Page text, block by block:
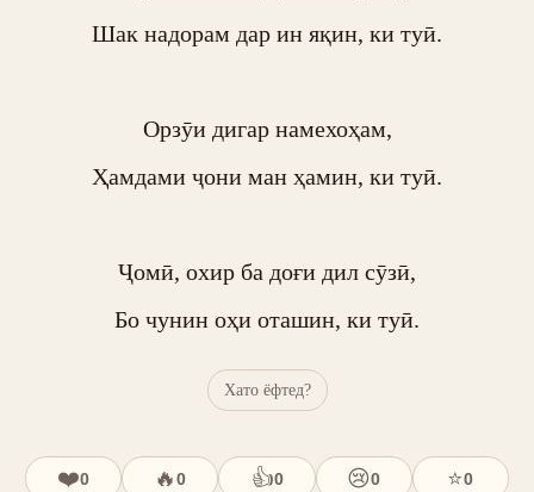
Шак надорам дар ин яқин, ки туӣ.
Орзӯи дигар намехоҳам,
Ҳамдами ҷони ман ҳамин, ки туӣ.
Ҷомӣ, охир ба доғи дил сӯзӣ,
Бо чунин оҳи оташин, ки туӣ.
Хато ёфтед?
❤️0 🔥0 👍0 😢0 ⭐0